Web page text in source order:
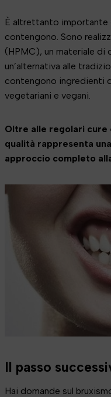
È altrettanto importante
contengono. Sono
(HPMC), un materiale di
un’alternativa alle
contengono ingredienti
vegetariani e vegani.
Oltre alle regolari
qualità rappresenta
approccio completo
Il passo
Hai domande sul